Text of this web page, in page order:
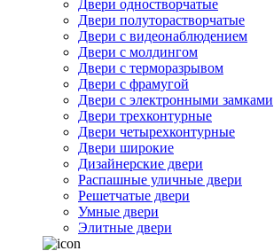
Двери одностворчатые
Двери полуторастворчатые
Двери с видеонаблюдением
Двери с молдингом
Двери с терморазрывом
Двери с фрамугой
Двери с электронными замками
Двери трехконтурные
Двери четырехконтурные
Двери широкие
Дизайнерские двери
Распашные уличные двери
Решетчатые двери
Умные двери
Элитные двери